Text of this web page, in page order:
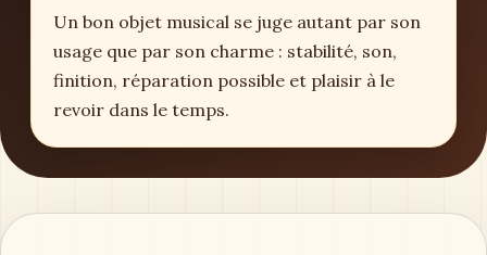
Un bon objet musical se juge autant par son
usage que par son charme : stabilité, son,
finition, réparation possible et plaisir à le
revoir dans le temps.